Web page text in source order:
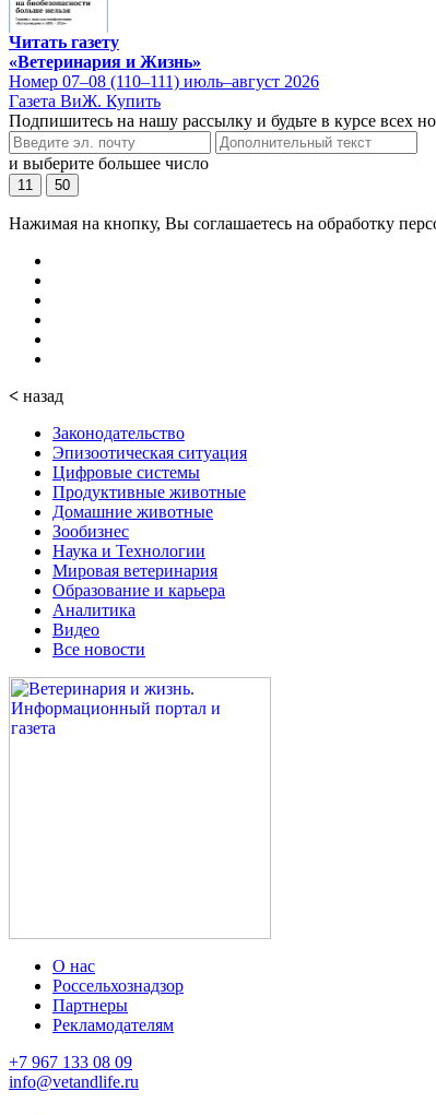
Читать газету
«Ветеринария и Жизнь»
Номер 07–08 (110–111) июль–август 2026
Газета ВиЖ. Купить
Подпишитесь на нашу рассылку и будьте в курсе всех
и выберите большее число
11 50
Нажимая на кнопку, Вы соглашаетесь на обработку
< назад
Законодательство
Эпизоотическая ситуация
Цифровые системы
Продуктивные животные
Домашние животные
Зообизнес
Наука и Технологии
Мировая ветеринария
Образование и карьера
Аналитика
Видео
Все новости
О нас
Россельхознадзор
Партнеры
Рекламодателям
+7 967 133 08 09
info@vetandlife.ru